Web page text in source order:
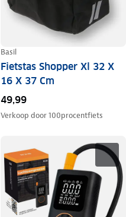
Basil
Fietstas Shopper Xl 32 X
16 X 37 Cm
49,99
Verkoop door100procentfiets